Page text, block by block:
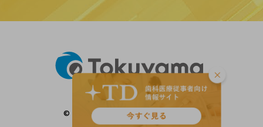
© Tokuyama Dental Corporation